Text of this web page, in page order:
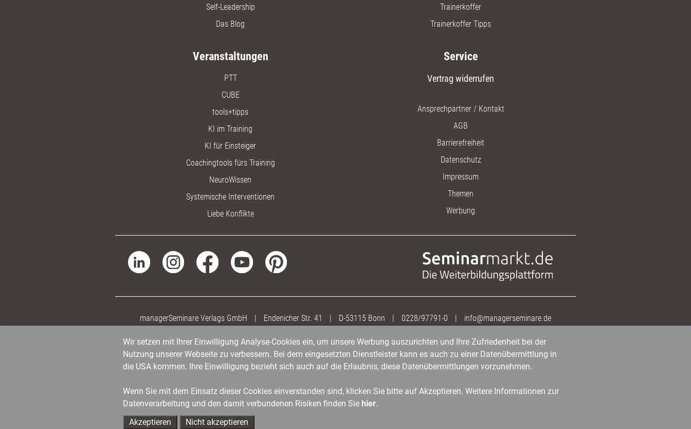
Self-Leadership
Das Blog
Trainerkoffer
Trainerkoffer Tipps
Veranstaltungen
PTT
CUBE
tools+tipps
KI im Training
KI für Einsteiger
Coachingtools fürs Training
NeuroWissen
Systemische Interventionen
Liebe Konflikte
Service
Vertrag widerrufen
Ansprechpartner / Kontakt
AGB
Barrierefreiheit
Datenschutz
Impressum
Themen
Werbung
managerSeminare Verlags GmbH | Endenicher Str. 41 | D-53115 Bonn | 0228/97791-0 | info@managerseminare.de
Wir setzen mit Ihrer Einwilligung Analyse-Cookies ein, um unsere Werbung auszurichten und Ihre Zufriedenheit bei der
Nutzung unserer Webseite zu verbessern. Bei dem eingesetzten Dienstleister kann es auch zu einer Datenübermittlung in
die USA kommen. Ihre Einwilligung bezieht sich auch auf die Erlaubnis, diese Datenübermittlungen vorzunehmen.
Wenn Sie mit dem Einsatz dieser Cookies einverstanden sind, klicken Sie bitte auf Akzeptieren. Weitere Informationen zur
Datenverarbeitung und den damit verbundenen Risiken finden Sie hier.
Akzeptieren
Nicht akzeptieren